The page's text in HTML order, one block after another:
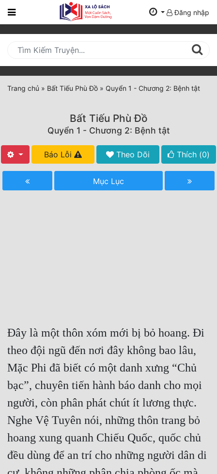
Trang
Mới
Cập
Nhật
(current)
Tất Cả
Truyện ngắn
Xa Lộ Dịch
Cung Đấu
Cạnh Kỹ
Cổ Tiên Hiệp
Cổ Đại
Du Hí
Đăng nhập
Trang chủ » Bất Tiếu Phù Đồ » Quyển 1 - Chương 2: Bệnh tật
Bất Tiếu Phù Đồ
Quyển 1 - Chương 2: Bệnh tật
Báo Lỗi Theo Dõi Thích (0)
Mục Lục
Đây là một thôn xóm mới bị bỏ hoang. Đi
theo đội ngũ đến nơi đây không bao lâu,
Mặc Phi đã biết có một danh xưng “Chủ
bạc”, chuyên tiến hành báo danh cho mọi
người, còn phân phát chút ít lương thực.
Nghe Vệ Tuyên nói, những thôn trang bỏ
hoang xung quanh Chiếu Quốc, quốc chủ
đều dùng để an trí cho những người dân di